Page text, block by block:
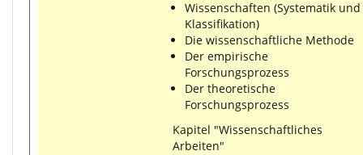
Wissenschaften (Systematik und
Klassifikation)
Die wissenschaftliche Methode
Der empirische
Forschungsprozess
Der theoretische
Forschungsprozess
Kapitel "Wissenschaftliches
Arbeiten"